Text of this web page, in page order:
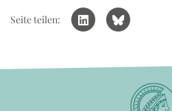
Seite teilen: